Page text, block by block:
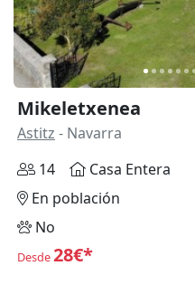
Mikeletxenea
Astitz - Navarra
14
Casa Entera
En población
No
Desde28€*